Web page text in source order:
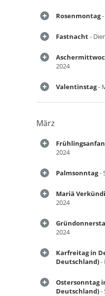
Rosenmontag-
Fastnacht-
2024
Valentinstag-
März
2024
Palmsonntag-
Mariä
2024
2024
Karfreitag in
Deutschland)-
Ostersonntag
Deutschland)-